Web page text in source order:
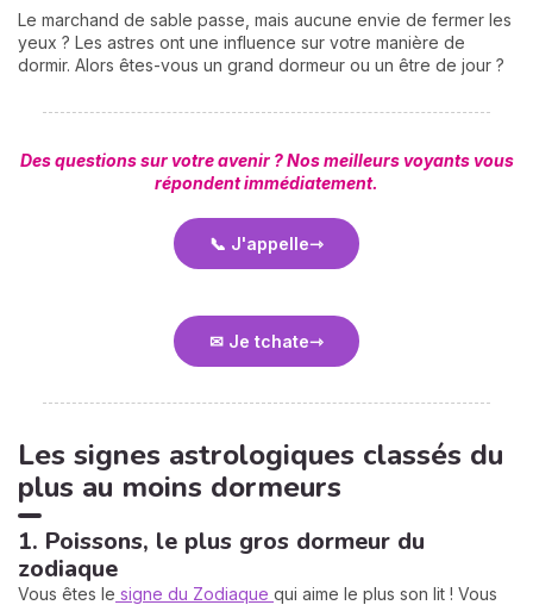
Le marchand de sable passe, mais aucune envie de fermer les
yeux ? Les astres ont une influence sur votre manière de
dormir. Alors êtes-vous un grand dormeur ou un être de jour ?
Des questions sur votre avenir ? Nos meilleurs voyants vous
répondent immédiatement.
📞 J'appelle
✉ Je tchate
Les signes astrologiques classés du
plus au moins dormeurs
1. Poissons, le plus gros dormeur du
zodiaque
Vous êtes le signe du Zodiaque qui aime le plus son lit ! Vous